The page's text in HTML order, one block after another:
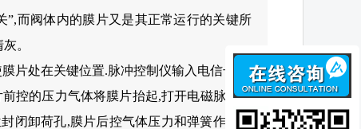
”,而阀体内的膜片又是其正常运行的关键所
。
片处在关键位置.脉冲控制仪输入电信号,使
控的压力气体将膜片抬起,打开电磁脉冲阀
闭卸荷孔,膜片后控气体压力和弹簧作用力